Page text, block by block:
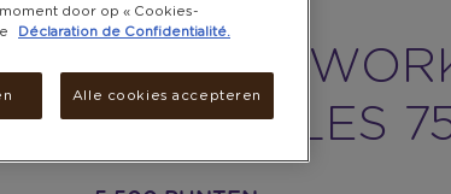
SPORTFLES
door op « Cookies-
Déclaration de Confidentialité.
Alle cookies accepteren